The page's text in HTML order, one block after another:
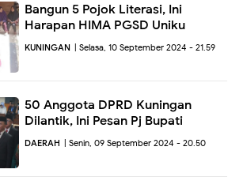
Bangun 5 Pojok Literasi, Ini
Harapan HIMA PGSD Uniku
KUNINGAN | Selasa, 10 September 2024 - 21.59
50 Anggota DPRD Kuningan
Dilantik, Ini Pesan Pj Bupati
DAERAH | Senin, 09 September 2024 - 20.50